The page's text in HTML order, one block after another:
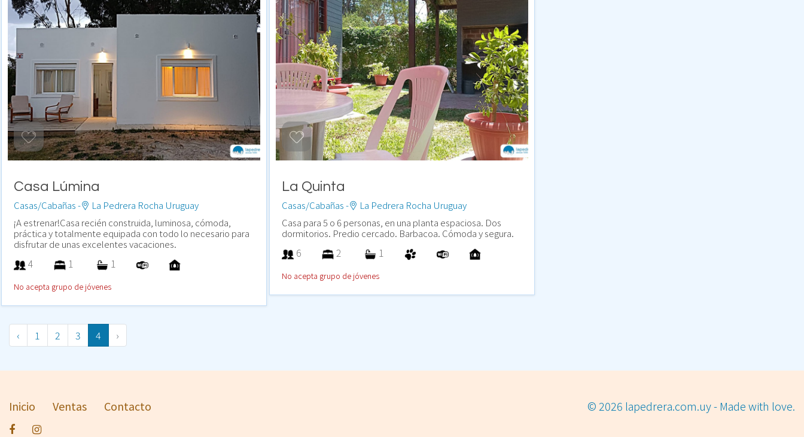
Casa Lúmina
Casas/Cabañas -
La Pedrera Rocha Uruguay
¡A estrenar!Casa recién construida, luminosa, cómoda,
práctica y totalmente equipada con todo lo necesario para
disfrutar de unas excelentes vacaciones.
4 1 1
No acepta grupo de jóvenes
La Quinta
Casas/Cabañas -
La Pedrera Rocha Uruguay
Casa para 5 o 6 personas, en una planta espaciosa. Dos
dormitorios. Predio cercado. Barbacoa. Cómoda y segura.
6 2 1
No acepta grupo de jóvenes
‹ 1 2 3 4 ›
Inicio Ventas Contacto © 2026 lapedrera.com.uy - Made with love.